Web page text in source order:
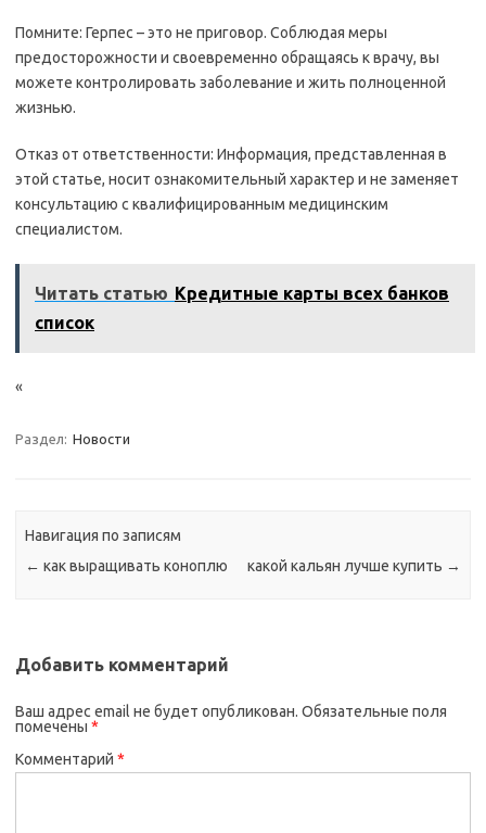
Помните: Герпес – это не приговор. Соблюдая меры
предосторожности и своевременно обращаясь к врачу, вы
можете контролировать заболевание и жить полноценной
жизнью.
Отказ от ответственности: Информация, представленная в
этой статье, носит ознакомительный характер и не заменяет
консультацию с квалифицированным медицинским
специалистом.
Читать статью Кредитные карты всех банков
список
«
Раздел: Новости
Навигация по записям
← как выращивать коноплю какой кальян лучше купить →
Добавить комментарий
Ваш адрес email не будет опубликован. Обязательные поля
помечены *
Комментарий *